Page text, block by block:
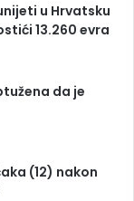
u Hrvatsku
13.260 evra
da je
(12) nakon